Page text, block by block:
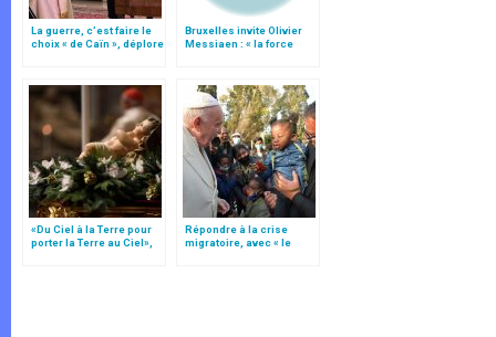
La guerre, c’est faire le
choix « de Caïn », déplore
Bruxelles invite Olivier
Messiaen : « la force
«Du Ciel à la Terre pour
porter la Terre au Ciel»,
Répondre à la crise
migratoire, avec « le